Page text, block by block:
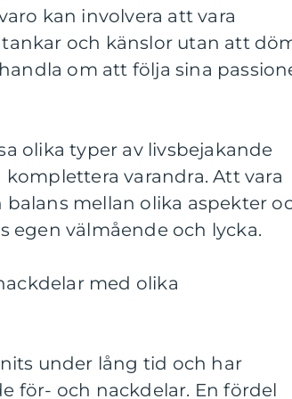
kan involvera att vara
och känslor utan att
om att följa sina
olika typer av livsbejakande
varandra. Att vara
mellan olika aspekter
egen välmående och lycka.
med olika
under lång tid och har
för- och nackdelar. En fördel